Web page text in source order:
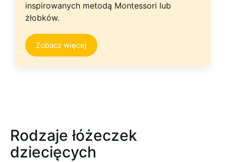
inspirowanych metodą Montessori lub
żłobków.
Zobacz więcej
Rodzaje łóżeczek
dziecięcych